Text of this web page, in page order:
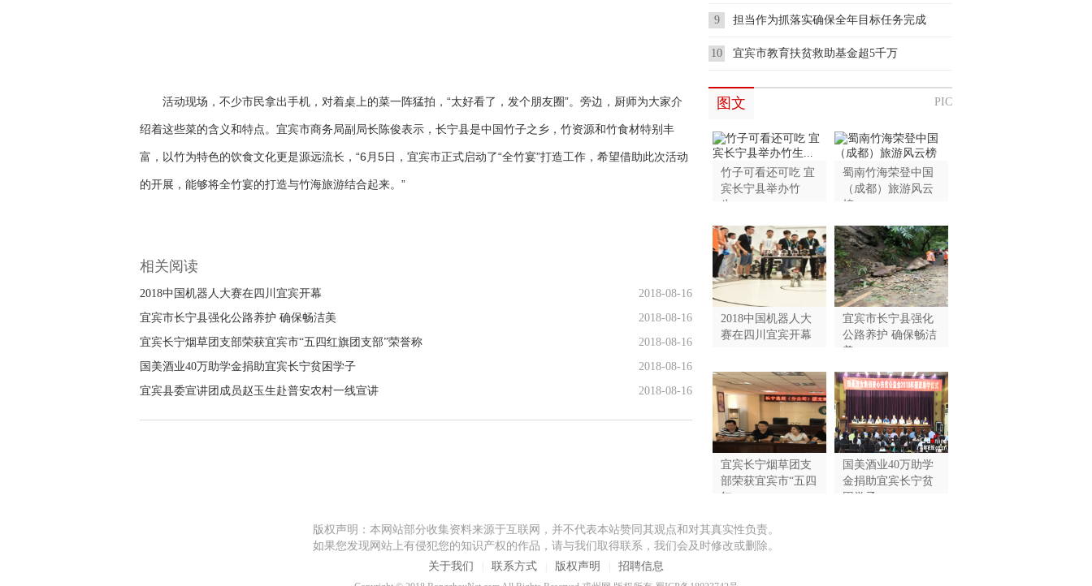
活动现场，不少市民拿出手机，对着桌上的菜一阵猛拍，“太好看了，发个朋友圈”。旁边，厨师为大家介
绍着这些菜的含义和特点。宜宾市商务局副局长陈俊表示，长宁县是中国竹子之乡，竹资源和竹食材特别丰
富，以竹为特色的饮食文化更是源远流长，“6月5日，宜宾市正式启动了“全竹宴”打造工作，希望借助此次活动
的开展，能够将全竹宴的打造与竹海旅游结合起来。”
相关阅读
2018-08-16
2018中国机器人大赛在四川宜宾开幕
2018-08-16
宜宾市长宁县强化公路养护 确保畅洁美
2018-08-16
宜宾长宁烟草团支部荣获宜宾市“五四红旗团支部”荣誉称
2018-08-16
国美酒业40万助学金捐助宜宾长宁贫困学子
2018-08-16
宜宾县委宣讲团成员赵玉生赴普安农村一线宣讲
9 担当作为抓落实确保全年目标任务完成
10 宜宾市教育扶贫救助基金超5千万
PIC
图文
竹子可看还可吃 宜
宾长宁县举办竹
生...
蜀南竹海荣登中国
（成都）旅游风云
榜
2018中国机器人大
赛在四川宜宾开幕
宜宾市长宁县强化
公路养护 确保畅洁
美
宜宾长宁烟草团支
部荣获宜宾市“五四
红...
国美酒业40万助学
金捐助宜宾长宁贫
困学子
版权声明：本网站部分收集资料来源于互联网，并不代表本站赞同其观点和对其真实性负责。
如果您发现网站上有侵犯您的知识产权的作品，请与我们取得联系，我们会及时修改或删除。
关于我们
联系方式 版权声明 招聘信息